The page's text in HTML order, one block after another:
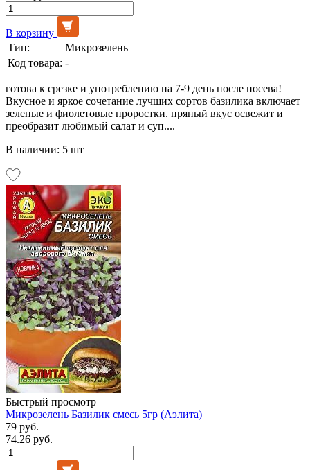
В корзину
Тип:
Микрозелень
Код товара: -
готова к срезке и употреблению на 7-9 день после посева!
Вкусное и яркое сочетание лучших сортов базилика включает
зеленые и фиолетовые проростки. пряный вкус освежит и
преобразит любимый салат и суп....
В наличии: 5 шт
Быстрый просмотр
Микрозелень Базилик смесь 5гр (Аэлита)
79 руб.
74.26 руб.